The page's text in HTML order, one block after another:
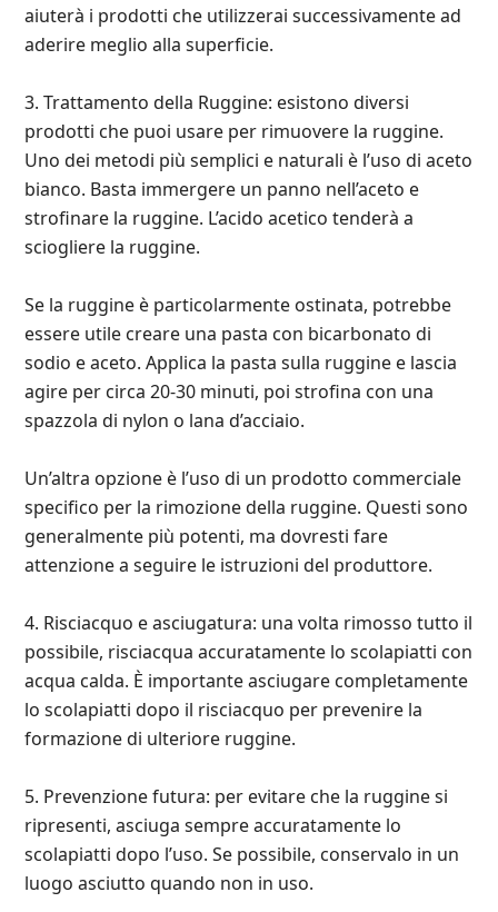
aiuterà i prodotti che utilizzerai successivamente ad
aderire meglio alla superficie.
3. Trattamento della Ruggine: esistono diversi
prodotti che puoi usare per rimuovere la ruggine.
Uno dei metodi più semplici e naturali è l’uso di aceto
bianco. Basta immergere un panno nell’aceto e
strofinare la ruggine. L’acido acetico tenderà a
sciogliere la ruggine.
Se la ruggine è particolarmente ostinata, potrebbe
essere utile creare una pasta con bicarbonato di
sodio e aceto. Applica la pasta sulla ruggine e lascia
agire per circa 20-30 minuti, poi strofina con una
spazzola di nylon o lana d’acciaio.
Un’altra opzione è l’uso di un prodotto commerciale
specifico per la rimozione della ruggine. Questi sono
generalmente più potenti, ma dovresti fare
attenzione a seguire le istruzioni del produttore.
4. Risciacquo e asciugatura: una volta rimosso tutto il
possibile, risciacqua accuratamente lo scolapiatti con
acqua calda. È importante asciugare completamente
lo scolapiatti dopo il risciacquo per prevenire la
formazione di ulteriore ruggine.
5. Prevenzione futura: per evitare che la ruggine si
ripresenti, asciuga sempre accuratamente lo
scolapiatti dopo l’uso. Se possibile, conservalo in un
luogo asciutto quando non in uso.